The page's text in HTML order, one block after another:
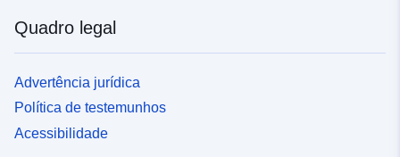
Quadro legal
Advertência jurídica
Política de testemunhos
Acessibilidade